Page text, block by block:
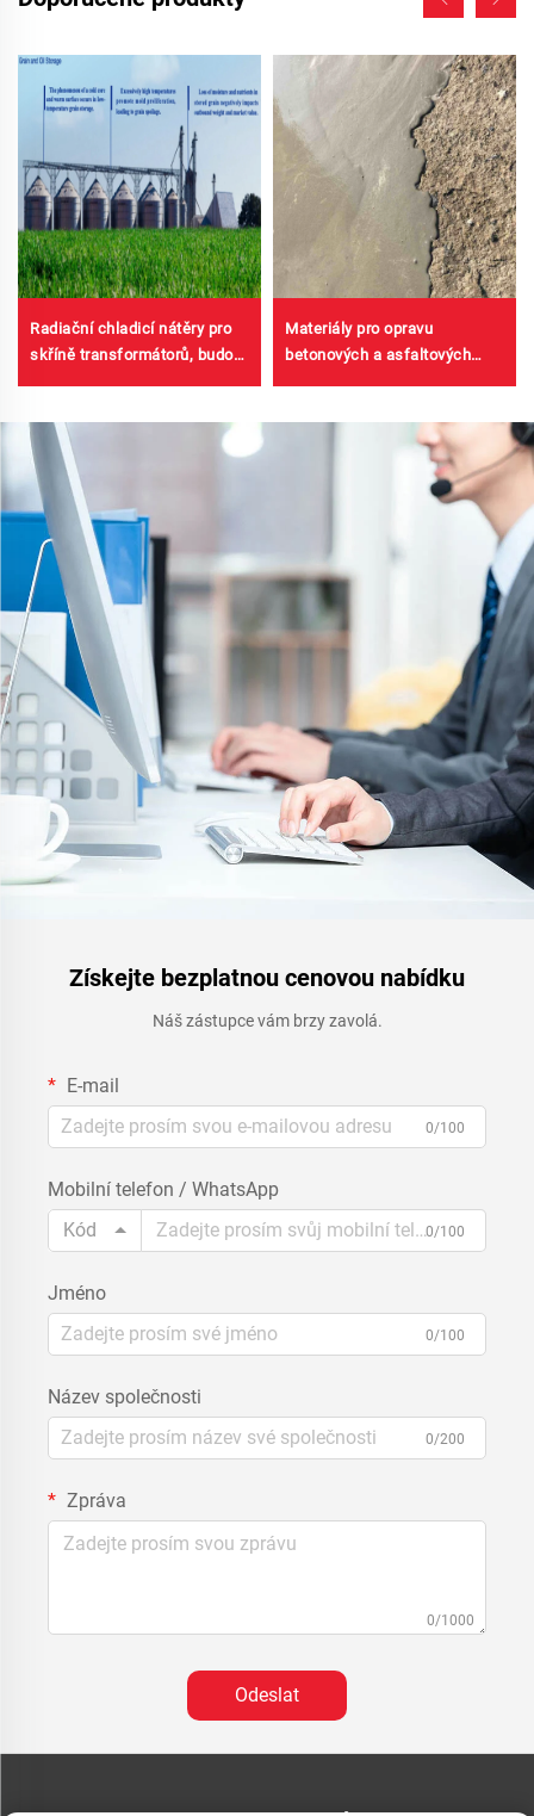
Radiační chladicí nátěry pro
skříně transformátorů, budovy
zásobníky na obilí, zásobníky
na ropu
Materiály pro opravu
betonových a asfaltových
Získejte bezplatnou cenovou nabídku
Náš zástupce vám brzy zavolá.
E-mail
0/100
Mobilní telefon / WhatsApp
Kód
0/100
Jméno
0/100
Název společnosti
0/200
Zpráva
0/1000
Odeslat